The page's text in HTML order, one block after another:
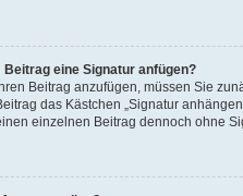
eine Signatur anfügen?
Beitrag anzufügen, müssen Sie
das Kästchen „Signatur
einzelnen Beitrag dennoch ohne